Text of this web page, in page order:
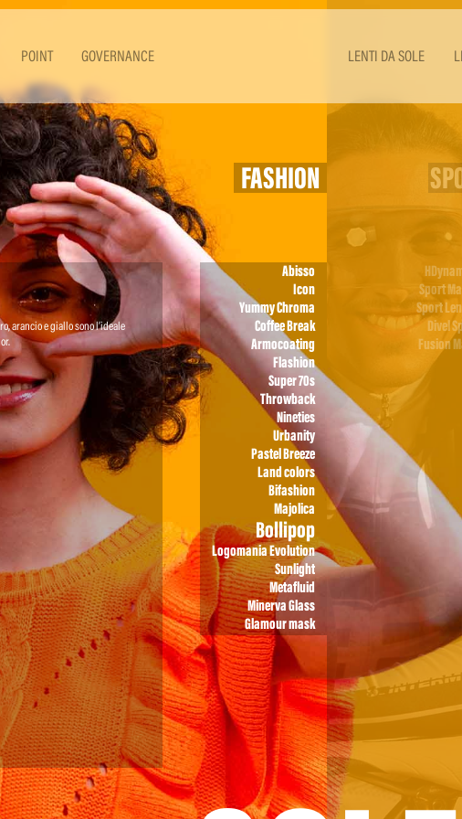
POINT GOVERNANCE LENTI DA SOLE
FASHION
Abisso
Icon
Yummy Chroma
Coffee Break
Armocoating
Flashion
Super 70s
Throwback
Nineties
Urbanity
Pastel Breeze
Land colors
Bifashion
Majolica
Bollipop
Logomania Evolution
Sunlight
Metafluid
Minerva Glass
Glamour mask
arancio e giallo sono l’ideale
Sport
Sport
Divel
Fusion